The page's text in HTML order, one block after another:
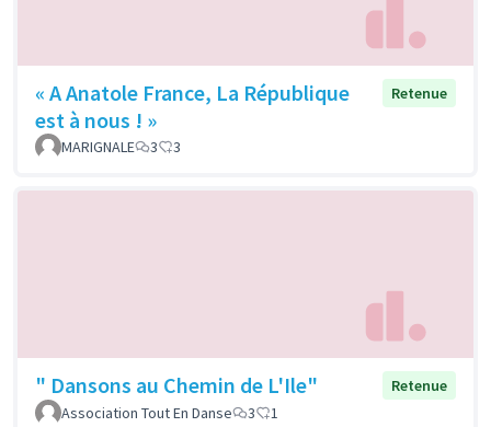
« A Anatole France, La République
est à nous ! »
Retenue
MARIGNALE 3 3
" Dansons au Chemin de L'Ile"
Retenue
Association Tout En Danse
3 1